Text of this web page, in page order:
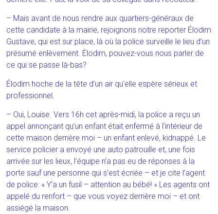
– Mais avant de nous rendre aux quartiers-généraux de
cette candidate à la mairie, rejoignons notre reporter Élodim
Gustave, qui est sur place, là où la police surveille le lieu d’un
présumé enlèvement. Élodim, pouvez-vous nous parler de
ce qui se passe là-bas?
Élodim hoche de la tête d’un air qu’elle espère sérieux et
professionnel.
– Oui, Louise. Vers 16h cet après-midi, la police a reçu un
appel annonçant qu’un enfant était enfermé à l’intérieur de
cette maison derrière moi – un enfant enlevé, kidnappé. Le
service policier a envoyé une auto patrouille et, une fois
arrivée sur les lieux, l’équipe n’a pas eu de réponses à la
porte sauf une personne qui s’est écriée – et je cite l’agent
de police: « Y’a un fusil – attention au bébé! » Les agents ont
appelé du renfort – que vous voyez derrière moi – et ont
assiégé la maison.